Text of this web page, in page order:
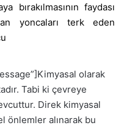
bırakılmasının faydası
yoncaları terk eden
olarak
Tabi ki çevreye
Direk kimyasal
önlemler alınarak bu